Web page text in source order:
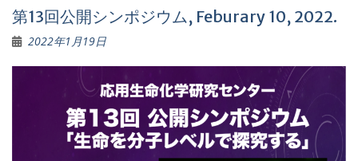
第13回公開シンポジウム, Feburary 10, 2022.
2022年1月19日